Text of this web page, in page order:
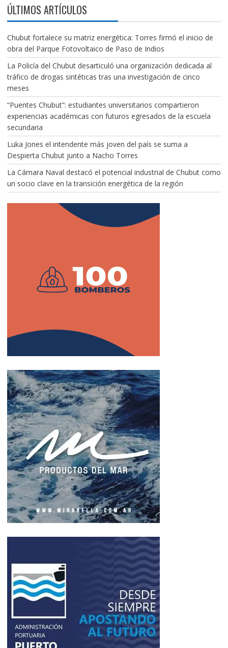
ÚLTIMOS ARTÍCULOS
Chubut fortalece su matriz energética: Torres firmó el inicio de
obra del Parque Fotovoltaico de Paso de Indios
La Policía del Chubut desarticuló una organización dedicada al
tráfico de drogas sintéticas tras una investigación de cinco
meses
“Puentes Chubut”: estudiantes universitarios compartieron
experiencias académicas con futuros egresados de la escuela
secundaria
Luka Jones el intendente más joven del país se suma a
Despierta Chubut junto a Nacho Torres
La Cámara Naval destacó el potencial industrial de Chubut como
un socio clave en la transición energética de la región